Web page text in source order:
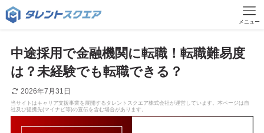
メニュー
中途採用で金融機関に転職！転職難易度
は？未経験でも転職できる？
2026年7月31日